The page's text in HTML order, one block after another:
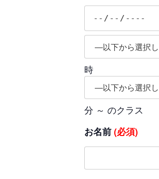
時
分 ～ のクラス
お名前(必須)